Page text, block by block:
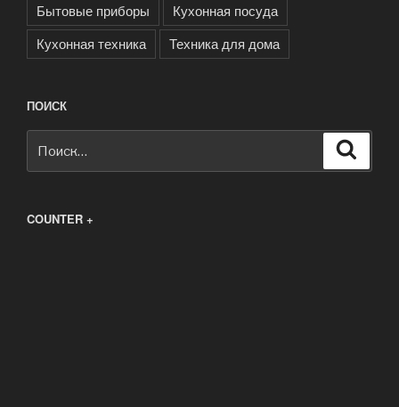
Бытовые приборы
Кухонная посуда
Кухонная техника
Техника для дома
ПОИСК
COUNTER +